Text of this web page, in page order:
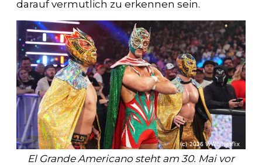
darauf vermutlich zu erkennen sein.
El Grande Americano steht am 30. Mai vor